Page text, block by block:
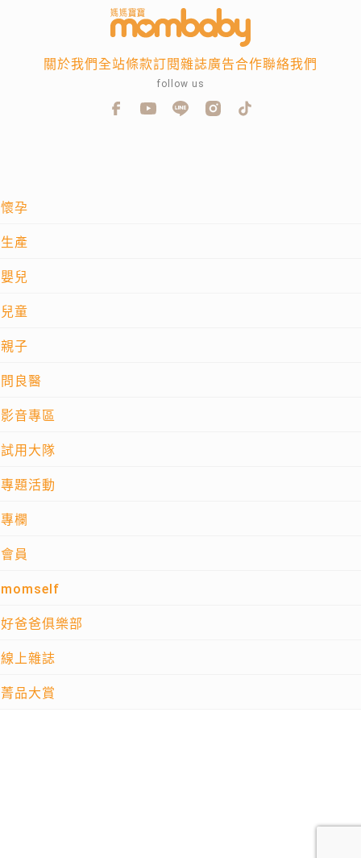
懷孕
生產
嬰兒
兒童
親子
問良醫
影音專區
試用大隊
專題活動
專欄
會員
momself
好爸爸俱樂部
線上雜誌
菁品大賞
關於我們全站條款訂閱雜誌廣告合作聯絡我們
follow us